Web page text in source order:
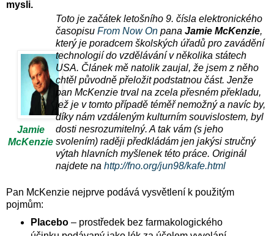
mysli.
Jamie
McKenzie
Toto je začátek letošního 9. čísla elektronického
časopisu From Now On pana Jamie McKenzie,
který je poradcem školských úřadů pro zavádění
technologií do vzdělávání v několika státech
USA. Článek mě natolik zaujal, že jsem z něho
chtěl původně přeložit podstatnou část. Jenže
pan McKenzie trval na zcela přesném překladu,
jež je v tomto případě téměř nemožný a navíc by,
díky nám vzdáleným kulturním souvislostem, byl
dosti nesrozumitelný. A tak vám (s jeho
svolením) raději předkládám jen jakýsi stručný
výtah hlavních myšlenek této práce. Originál
najdete na http://fno.org/jun98/kafe.html
Pan McKenzie nejprve podává vysvětlení k použitým
pojmům:
Placebo– prostředek bez farmakologického